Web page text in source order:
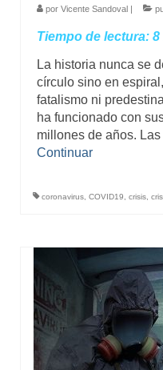
por Vicente Sandoval |
Tiempo de lectura: 8
La historia nunca se
círculo sino en
fatalismo ni
ha funcionado con
millones de años.
Continuar
coronavirus COVID19 crisis